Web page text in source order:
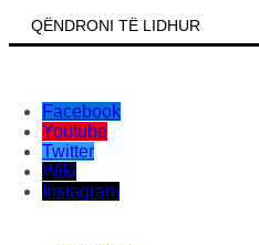
QËNDRONI TË LIDHUR
Facebook
Youtube
Twitter
Wiki
Instagram